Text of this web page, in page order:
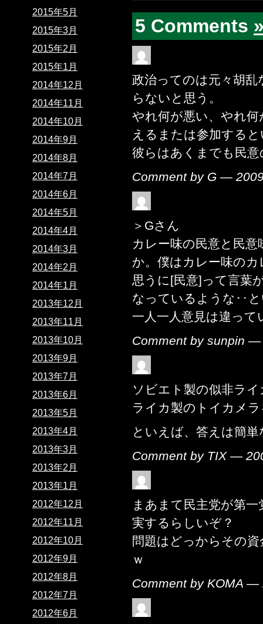
5 Comments
政治ってのは元々胡
らないと思う。
やれ何が悪い、やれ
えるまたは参加する
彼らはあくまでも民
Comment by G —
＞Gさん
カレー味の民意と民
か。僕はカレー味の
思うに[民意]って言葉
なっているような･･
一人一人意見は違っ
Comment by sunpin
ソビエト製の似非ラ
ライカ製のトイカメ
といえば、答えは簡
Comment by TIX —
まあまて民主党が第
実するらしいぞ？
問題はどっからその
ｗ
Comment by KOMA
2015年5月
2015年3月
2015年2月
2015年1月
2014年12月
2014年11月
2014年10月
2014年9月
2014年8月
2014年7月
2014年6月
2014年5月
2014年4月
2014年3月
2014年2月
2014年1月
2013年12月
2013年11月
2013年10月
2013年9月
2013年7月
2013年6月
2013年5月
2013年4月
2013年3月
2013年2月
2013年1月
2012年12月
2012年11月
2012年10月
2012年9月
2012年8月
2012年7月
2012年6月